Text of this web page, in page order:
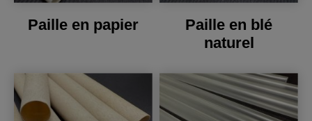
Paille en papier
Paille en blé
naturel